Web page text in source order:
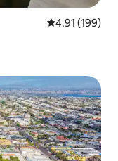
औसत रेटिंग 5 में से
4.91 (199)